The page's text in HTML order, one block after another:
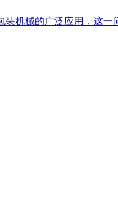
机械的广泛应用，这一